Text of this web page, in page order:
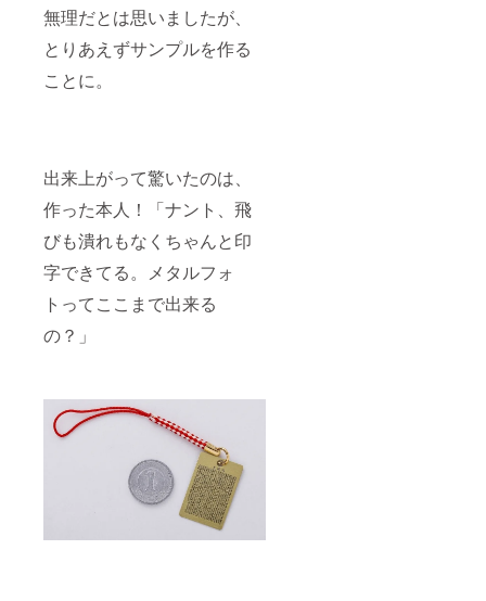
無理だとは思いましたが、
とりあえずサンプルを作る
ことに。
出来上がって驚いたのは、
作った本人！「ナント、飛
びも潰れもなくちゃんと印
字できてる。メタルフォ
トってここまで出来る
の？」